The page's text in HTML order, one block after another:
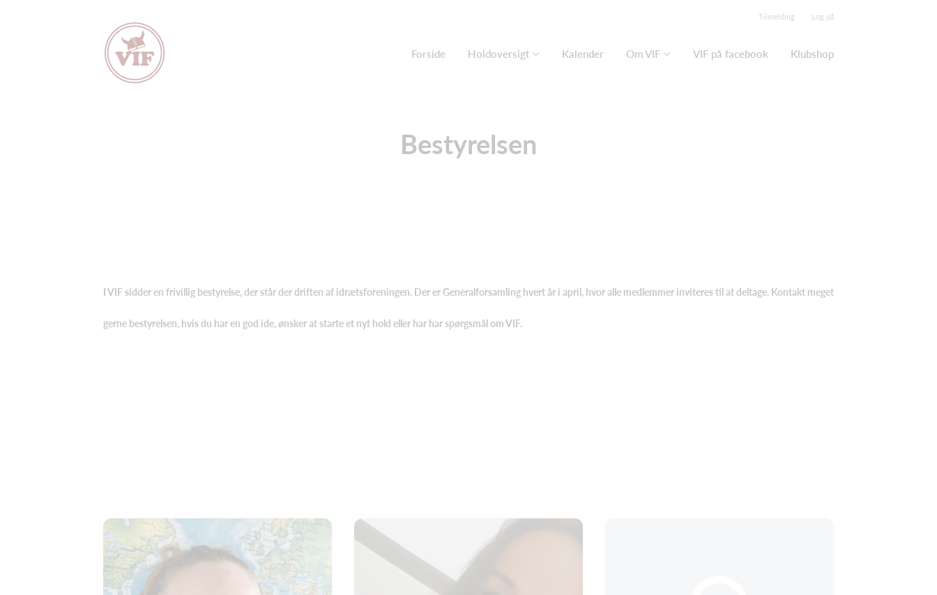
Tilmelding Log på
Forside Holdoversigt Kalender Om VIF VIF på facebook Klubshop
Bestyrelsen
I VIF sidder en frivillig bestyrelse, der står der driften af idrætsforeningen. Der er Generalforsamling hvert år i april, hvor alle medlemmer inviteres til at deltage. Kontakt meget
gerne bestyrelsen, hvis du har en god ide, ønsker at starte et nyt hold eller har har spørgsmål om VIF.